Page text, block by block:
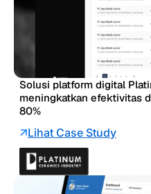
Solusi platform digital
meningkatkan efektivitas
80%
Lihat Case Study